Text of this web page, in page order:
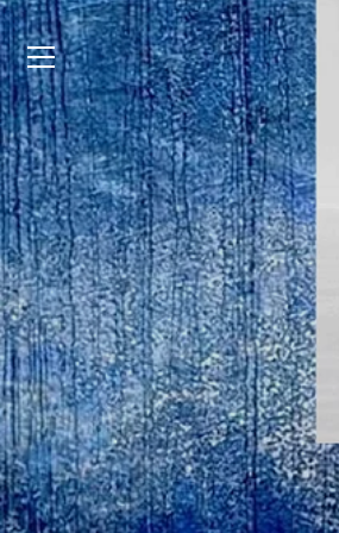
Skip
to
content